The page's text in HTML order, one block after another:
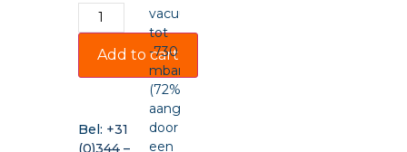
Add to cart
Bel: +31
(0)344 –
vacuüm
tot
-730
mbar
(72%),
aangedreven
door
een